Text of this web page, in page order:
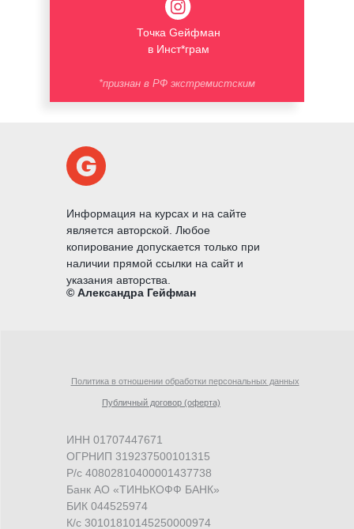
*признан в РФ экстремистским
Точка Gейфман
в Инст*грам
Информация на курсах и на сайте
является авторской. Любое
копирование допускается только при
наличии прямой ссылки на сайт и
указания авторства.
© Александра Гейфман
Политика в отношении обработки персональных данных
Публичный договор (оферта)
ИНН 01707447671
ОГРНИП 319237500101315
Р/с 40802810400001437738
Банк АО «ТИНЬКОФФ БАНК»
БИК 044525974
К/с 30101810145250000974